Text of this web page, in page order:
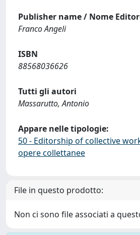
Publisher name / Nome
Franco Angeli
ISBN
88568036626
Tutti gli autori
Massarutto, Antonio
Appare nelle tipologie:
50 - Editorship of collective
opere collettanee
File in questo prodotto:
Non ci sono file associati a